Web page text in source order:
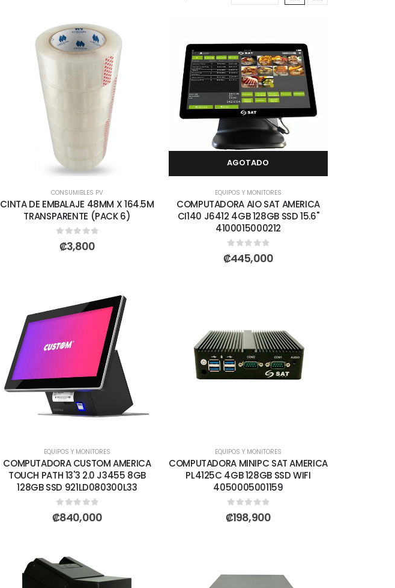
CONSUMIBLES PV
CINTA DE EMBALAJE 48MM X 164.5M
TRANSPARENTE (PACK 6)
0out of 5
₡3,800
AGOTADO
EQUIPOS Y MONITORES
COMPUTADORA AIO SAT AMERICA
CI140 J6412 4GB 128GB SSD 15.6"
4100015000212
0 out of 5
₡445,000
EQUIPOS Y MONITORES
COMPUTADORA CUSTOM AMERICA
TOUCH PATH 13'3 2.0 J3455 8GB
128GB SSD 921LD080300L33
0out of 5
₡840,000
EQUIPOS Y MONITORES
COMPUTADORA MINIPC SAT AMERICA
PL4125C 4GB 128GB SSD WIFI
4050005001159
0out of 5
₡198,900